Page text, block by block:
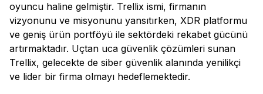
oyuncu haline gelmiştir. Trellix ismi, firmanın
vizyonunu ve misyonunu yansıtırken, XDR platformu
ve geniş ürün portföyü ile sektördeki rekabet gücünü
artırmaktadır. Uçtan uca güvenlik çözümleri sunan
Trellix, gelecekte de siber güvenlik alanında yenilikçi
ve lider bir firma olmayı hedeflemektedir.